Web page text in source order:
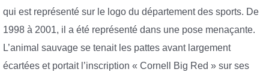
qui est représenté sur le logo du département des sports. De
1998 à 2001, il a été représenté dans une pose menaçante.
L’animal sauvage se tenait les pattes avant largement
écartées et portait l’inscription « Cornell Big Red » sur ses